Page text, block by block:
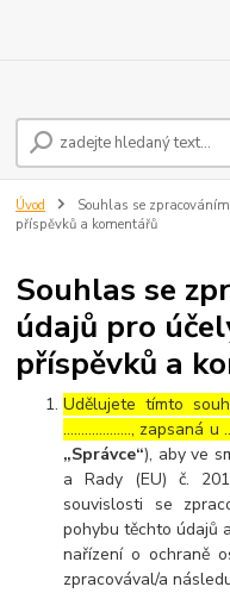
Úvod
Souhlas se
příspěvků a komentářů
Souhlas se
údajů pro
příspěvků a
Udělujete tímto
………………., zapsaná u
„Správce“), aby ve
a Rady (EU) č.
souvislosti se
pohybu těchto údajů
nařízení o ochraně
zpracovával/a